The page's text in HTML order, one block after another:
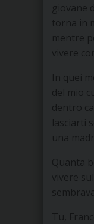
giovane
torna in
mentre
vivere
In quei
del mio
dentro
lasciarti
una
Quanta
vivere
Tu,